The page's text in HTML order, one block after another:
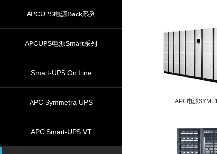
APCUPS电源Back系列
APCUPS电源Smart系列
Smart-UPS On Line
APC Symmetra-UPS
APC Smart-UPS VT
APC电源
APC ；Symmetra
/1.4 MVA,输入 ；
输出 ；400V 3PH,